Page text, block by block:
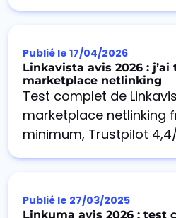
Publié le 17/04/2026
Linkavista avis 2026 : j’ai
marketplace netlinking
Test complet de
marketplace netlinking
minimum, Trustpilot 4,4/
Publié le 27/03/2025
Linkuma avis 2026 : test